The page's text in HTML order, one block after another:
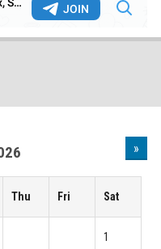
»
Thu Fri Sat
1